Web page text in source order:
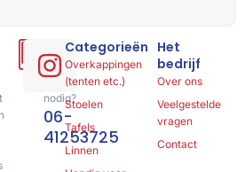
Hulp
of
advies
nodig?
06-
41253725
Categorieën
Overkappingen
(tenten etc.)
Stoelen
Tafels
Linnen
Het
bedrijf
Over ons
Veelgestelde
vragen
Contact